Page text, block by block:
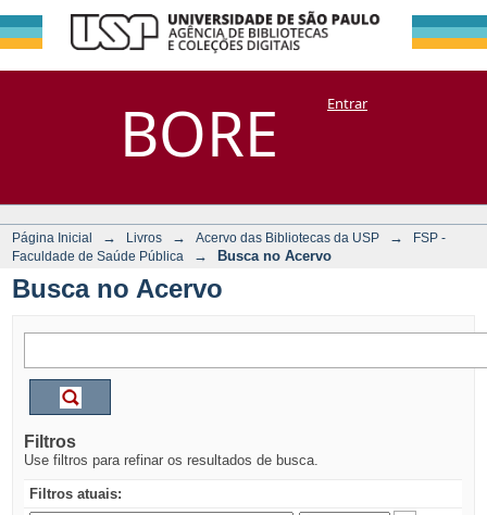
BORE
Busca no Acervo
DSpace/Manakin + CoriscoEntrar
Página Inicial → Livros → Acervo das Bibliotecas da USP →
FSP -
Faculdade de Saúde Pública
→ Busca no Acervo
Busca no Acervo
Filtros
Use filtros para refinar os resultados de busca.
Filtros atuais: